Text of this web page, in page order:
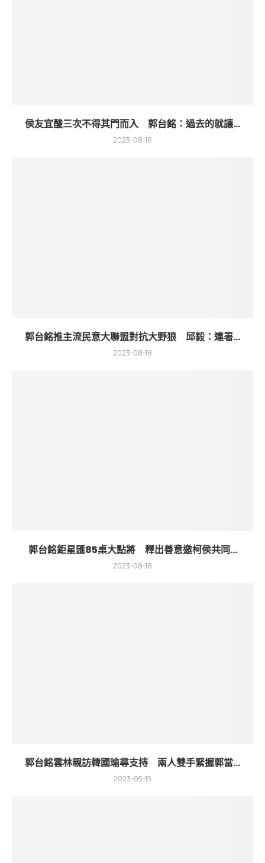
侯友宜酸三次不得其門而入 郭台銘：過去的就讓...
2023-08-18
郭台銘推主流民意大聯盟對抗大野狼 邱毅：連署...
2023-08-18
郭台銘鉅星匯85桌大點將 釋出善意邀柯侯共同...
2023-08-18
郭台銘雲林親訪韓國瑜尋支持 兩人雙手緊握郭當...
2023-05-15